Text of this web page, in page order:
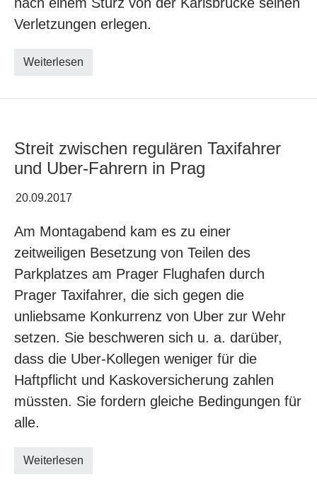
Verletzungen erlegen.
Weiterlesen
Streit zwischen regulären Taxifahrer
und Uber-Fahrern in Prag
20.09.2017
Am Montagabend kam es zu einer
zeitweiligen Besetzung von Teilen des
Parkplatzes am Prager Flughafen durch
Prager Taxifahrer, die sich gegen die
unliebsame Konkurrenz von Uber zur Wehr
setzen. Sie beschweren sich u. a. darüber,
dass die Uber-Kollegen weniger für die
Haftpflicht und Kaskoversicherung zahlen
müssten. Sie fordern gleiche Bedingungen für
alle.
Weiterlesen